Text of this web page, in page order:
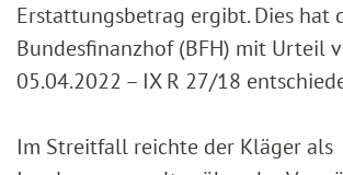
Erstattungsbetrag ergibt. Dies hat
Bundesfinanzhof (BFH) mit Urteil
05.04.2022 – IX R 27/18
Im Streitfall reichte der Kläger als